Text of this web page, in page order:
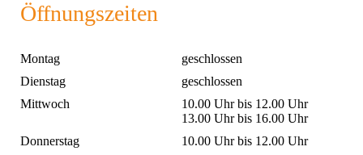
Öffnungszeiten
Montag
geschlossen
Dienstag
geschlossen
Mittwoch
10.00 Uhr bis 12.00 Uhr
13.00 Uhr bis 16.00 Uhr
Donnerstag
10.00 Uhr bis 12.00 Uhr